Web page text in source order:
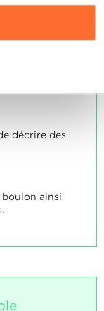
décrire des
ainsi